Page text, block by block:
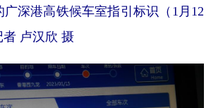
港高铁候车室指引标识（1月12
者 卢汉欣 摄